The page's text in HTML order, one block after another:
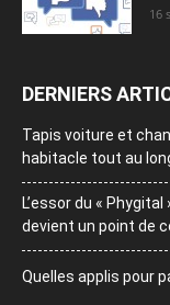
16
DERNIERS
Tapis voiture et
habitacle tout au
L’essor du «
devient un point de
Quelles applis pour